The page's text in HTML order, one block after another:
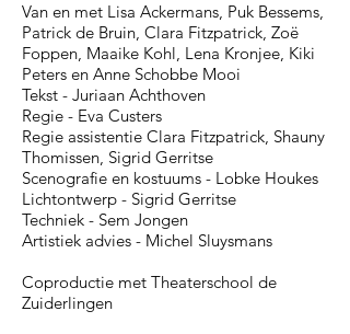
Van en met Lisa Ackermans, Puk Bessems,
Patrick de Bruin, Clara Fitzpatrick, Zoë
Foppen, Maaike Kohl, Lena Kronjee, Kiki
Peters en Anne Schobbe Mooi
Tekst - Juriaan Achthoven
Regie - Eva Custers
Regie assistentie Clara Fitzpatrick, Shauny
Thomissen, Sigrid Gerritse
Scenografie en kostuums - Lobke Houkes
Lichtontwerp - Sigrid Gerritse
Techniek - Sem Jongen
Artistiek advies - Michel Sluysmans
Coproductie met Theaterschool de
Zuiderlingen